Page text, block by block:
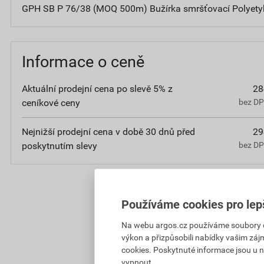
GPH SB P 76/38 (MOQ 500m) Bužírka smršťovací
Informace o ceně
Aktuální prodejní cena po slevě 5% z
ceníkové ceny
bez
Nejnižší prodejní cena v době 30 dnů před
poskytnutím slevy
bez
Používáme cookies pro
Na webu argos.cz používáme
výkon a přizpůsobili nabídky vašim
cookies. Poskytnuté informace jsou u